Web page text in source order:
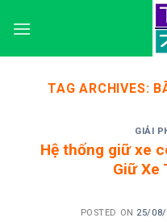
TAG ARCHIVES:
GIẢI
Hệ thống giữ xe
Giữ Xe
POSTED ON 25/08/